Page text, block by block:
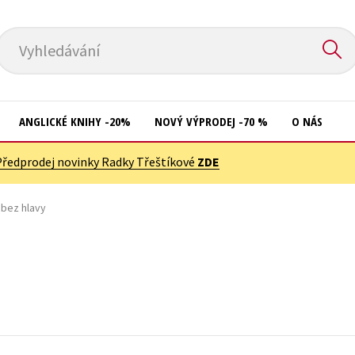
Vyhledávání
Kuchařky
ANGLICKÉ KNIHY -20% NOVÝ VÝPRODEJ -70 % O NÁS
novinky Radky Třeštíkové ZDE
hlavy